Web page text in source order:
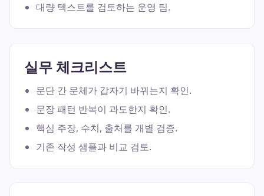
대량 텍스트를 검토하는 운영 팀.
실무 체크리스트
문단 간 문체가 갑자기 바뀌는지 확인.
문장 패턴 반복이 과도한지 확인.
핵심 주장, 수치, 출처를 개별 검증.
기존 작성 샘플과 비교 검토.